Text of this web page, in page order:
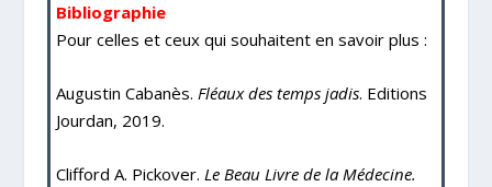
Bibliographie
Pour celles et ceux qui souhaitent en savoir plus :
Augustin Cabanès. Fléaux des temps jadis. Editions
Jourdan, 2019.
Clifford A. Pickover. Le Beau Livre de la Médecine.